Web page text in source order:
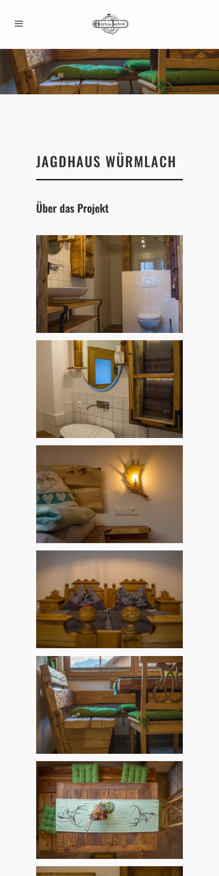
JAGDHAUS WÜRMLACH
Über das Projekt